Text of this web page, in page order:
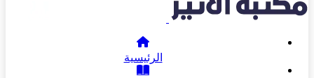
الرئيسية